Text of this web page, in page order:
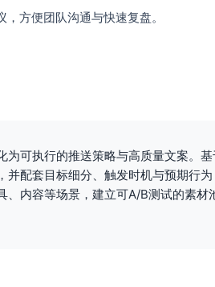
方便团队沟通与快速复盘。
为可执行的推送策略与高质量文案。
并配套目标细分、触发时机与预期行
、内容等场景，建立可A/B测试的素材